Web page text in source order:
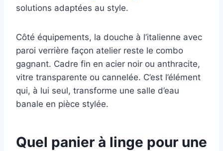
solutions adaptées au style.
Côté équipements, la douche à l’italienne avec
paroi verrière façon atelier reste le combo
gagnant. Cadre fin en acier noir ou anthracite,
vitre transparente ou cannelée. C’est l’élément
qui, à lui seul, transforme une salle d’eau
banale en pièce stylée.
Quel panier à linge pour une